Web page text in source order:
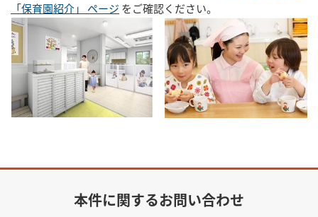
「保育園紹介」 ページ をご確認ください。
本件に関するお問い合わせ